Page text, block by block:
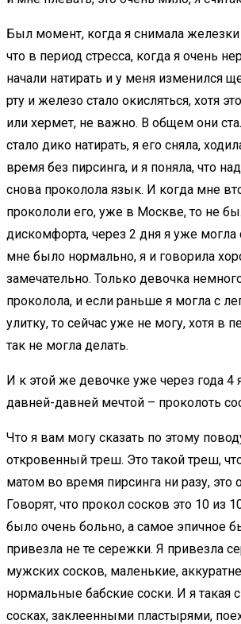
Был момент, когда я снимала
что в период стресса, когда я очень
начали натирать и у меня изменился
рту и железо стало окисляться, хотя
или хермет, не важно. В общем они
стало дико натирать, я его сняла,
время без пирсинга, и я поняла, что
снова проколола язык. И когда мне
прокололи его, уже в Москве, то не
дискомфорта, через 2 дня я уже могла
мне было нормально, я и говорила
замечательно. Только девочка
проколола, и если раньше я могла с
улитку, то сейчас уже не могу, хотя в
так не могла делать.
И к этой же девочке уже через года 4
давней-давней мечтой – проколоть
Что я вам могу сказать по этому
откровенный треш. Это такой треш,
матом во время пирсинга ни разу, это
Говорят, что прокол сосков это 10 из
было очень больно, а самое эпичное
привезла не те сережки. Я привезла
мужских сосков, маленькие,
нормальные бабские соски. И я такая
сосках, заклеенными пластырями,